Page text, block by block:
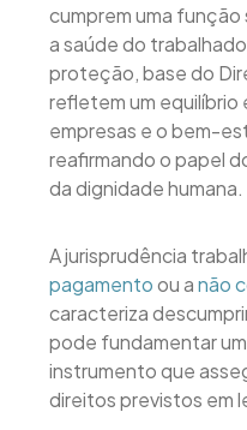
cumprem uma
a saúde do
proteção, base do
refletem um equilíbrio
empresas e o bem-
reafirmando o papel
da dignidade humana.
A jurisprudência
pagamentoou anão
caracteriza
pode fundamentar
instrumento que
direitos previstos em